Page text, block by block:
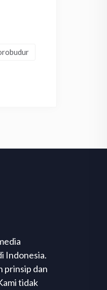
Indonesia.
prinsip dan
tidak